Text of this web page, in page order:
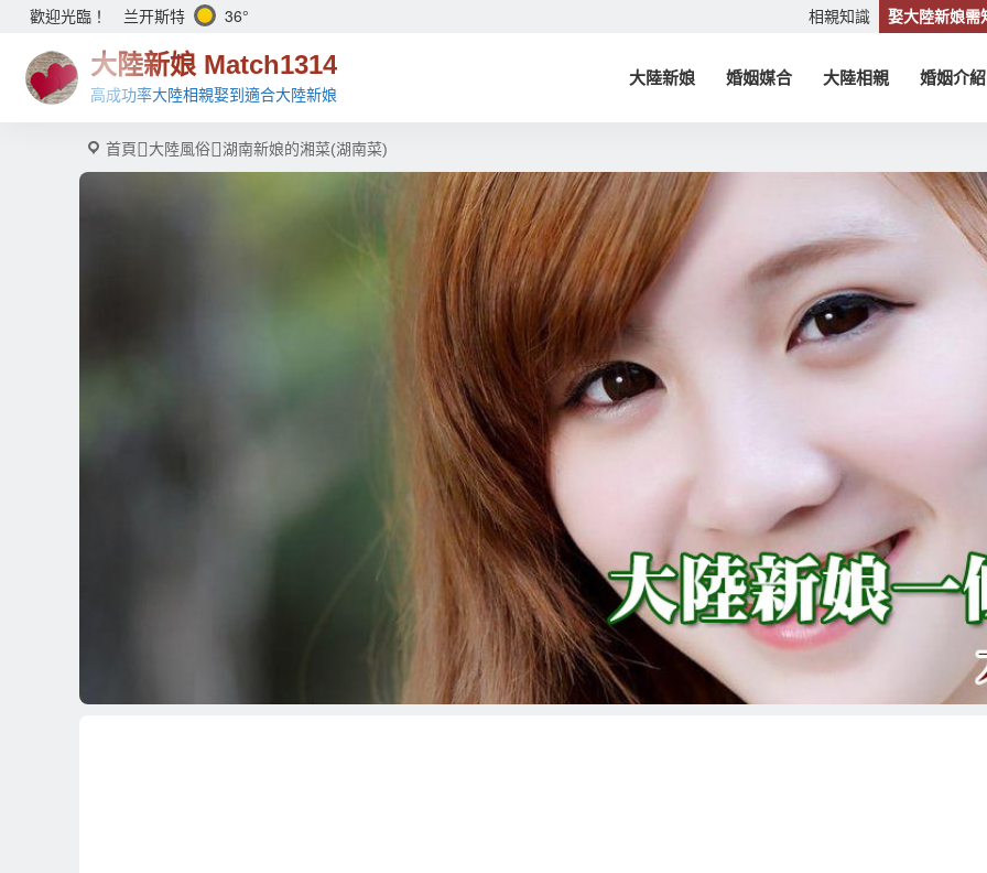
歡迎光臨！ 兰开斯特 36° 相親知識 娶大陸新娘需
大陸新娘 Match1314
高成功率大陸相親娶到適合大陸新娘
大陸新娘 婚姻媒合 大陸相親 婚姻介紹
首頁 大陸風俗 湖南新娘的湘菜(湖南菜)